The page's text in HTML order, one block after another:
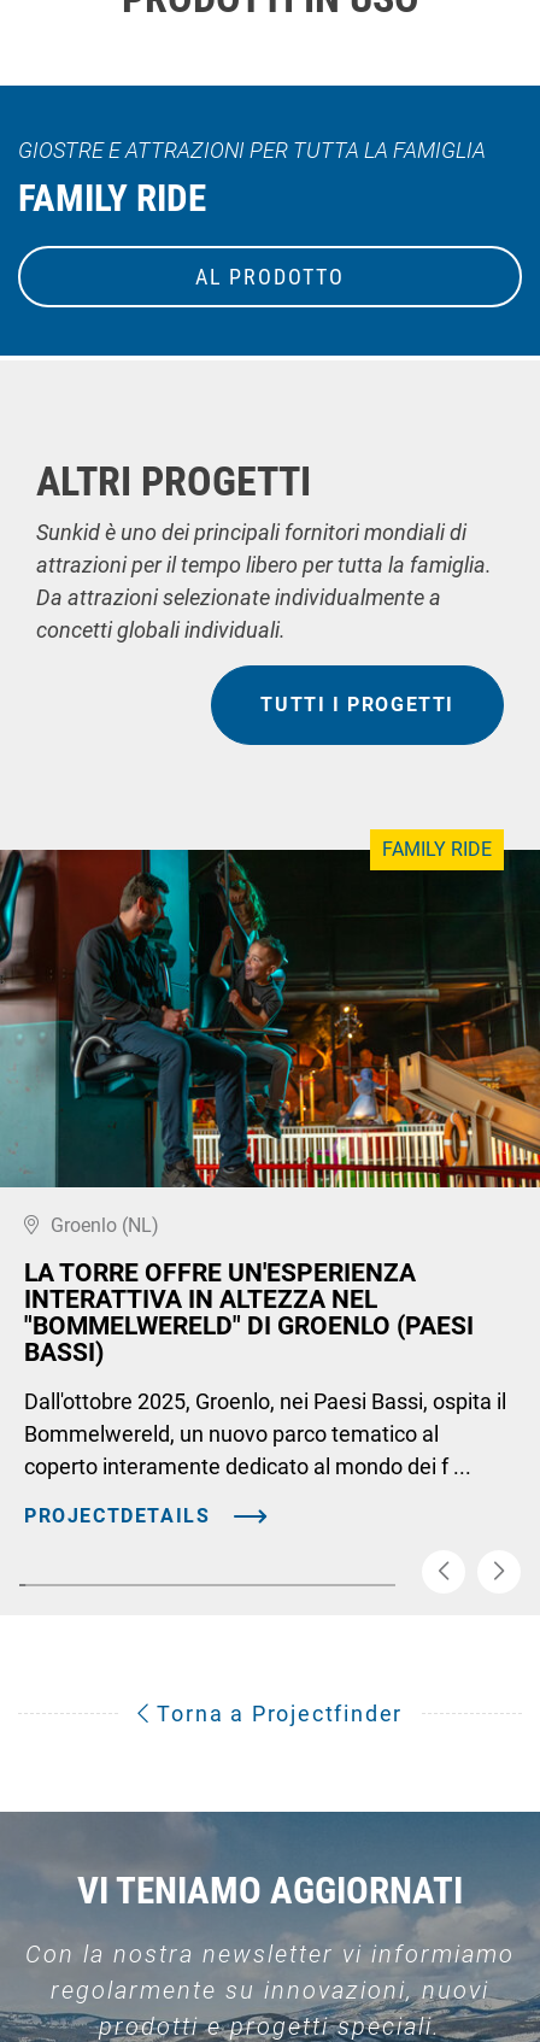
GIOSTRE E ATTRAZIONI PER TUTTA LA FAMIGLIA
FAMILY RIDE
AL PRODOTTO
ALTRI PROGETTI
Sunkid è uno dei principali fornitori mondiali di
attrazioni per il tempo libero per tutta la famiglia.
Da attrazioni selezionate individualmente a
concetti globali individuali.
TUTTI I PROGETTI
FAMILY RIDE
Groenlo (NL)
LA TORRE OFFRE UN'ESPERIENZA
INTERATTIVA IN ALTEZZA NEL
"BOMMELWERELD" DI GROENLO (PAESI
BASSI)
Dall'ottobre 2025, Groenlo, nei Paesi Bassi, ospita il
Bommelwereld, un nuovo parco tematico al
coperto interamente dedicato al mondo dei f ...
PROJECTDETAILS
Torna a Projectfinder
VI TENIAMO AGGIORNATI
Con la nostra newsletter vi informiamo
regolarmente su innovazioni, nuovi
prodotti e progetti speciali.